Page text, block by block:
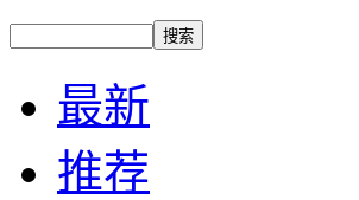
最新
推荐